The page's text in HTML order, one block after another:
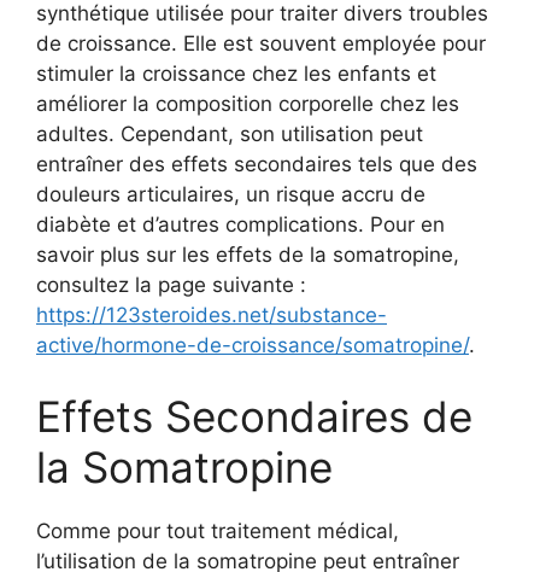
synthétique utilisée pour traiter divers troubles
de croissance. Elle est souvent employée pour
stimuler la croissance chez les enfants et
améliorer la composition corporelle chez les
adultes. Cependant, son utilisation peut
entraîner des effets secondaires tels que des
douleurs articulaires, un risque accru de
diabète et d’autres complications. Pour en
savoir plus sur les effets de la somatropine,
consultez la page suivante :
https://123steroides.net/substance-
active/hormone-de-croissance/somatropine/.
Effets Secondaires de
la Somatropine
Comme pour tout traitement médical,
l’utilisation de la somatropine peut entraîner